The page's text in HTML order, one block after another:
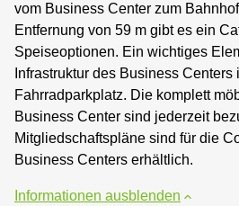
vom Business Center zum
Entfernung von 59 m gibt es ein
Speiseoptionen. Ein wichtiges
Infrastruktur des Business
Fahrradparkplatz. Die komplett
Business Center sind jederzeit
Mitgliedschaftspläne sind für die
Business Centers erhältlich.
Informationen ausblenden